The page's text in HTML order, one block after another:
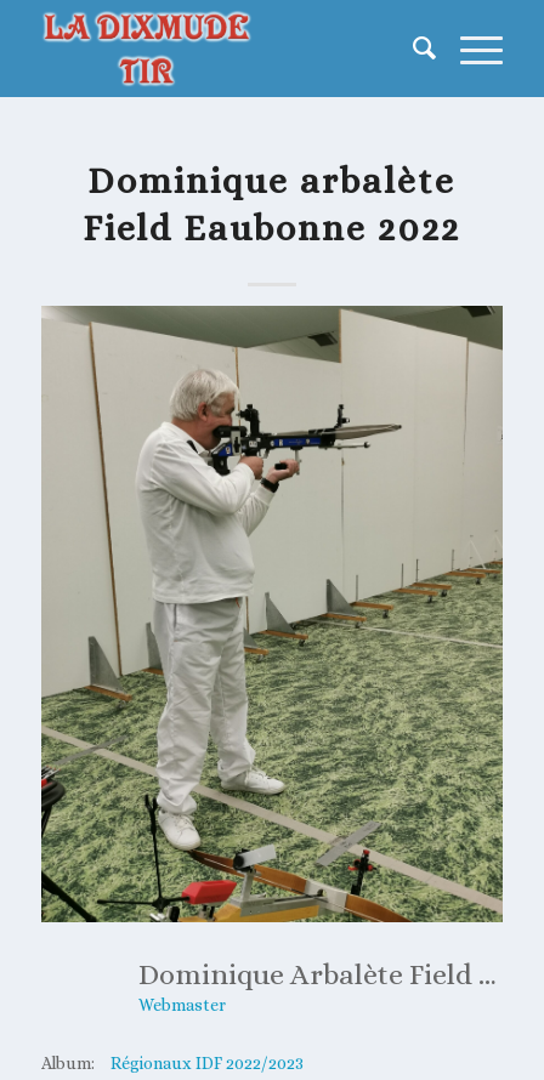
Dominique arbalète
Field Eaubonne 2022
Dominique Arbalète Field Eaubonne 2022
Webmaster
Album:
Régionaux IDF 2022/2023